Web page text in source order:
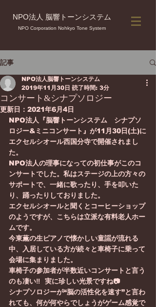
NPO法人 脳響トーンシステム
NPO Corporation Nohkyo Tone System
記事
コンサート&シナプソロジー
NPO法人脳響トーンシステム
2019年11月30日 読了時間: 3分
更新日： 2021年6月4日
NPO法人『脳響トーンシステム　シナプソ
ロジー&ミニコンサート』が11月30日(土)に
エクセルシオール西国分寺で開催されまし
た。
NPO法人の理事になっての初仕事がこのコ
ンサートでした。私はステージの上の方々の
サポートで、一緒に歌ったり、手を叩いた
り、踊ったりしておりました。
エクセルシオールと聞くとコーヒーショップ
のようですが、こちらは立派な有料老人ホー
ムです。
今東薫の生ピアノで懐かしい童謡が流れる
中、入居している方が続々と車椅子に乗って
会場に集まりました。
車椅子の参加者が半数近いコンサートと言う
のも凄い‼️  実に珍しい光景ですね📷️
シナプソロジーが“脳の活性化を速す”と言わ
れても、何が何やらでしょうがゲーム感覚で